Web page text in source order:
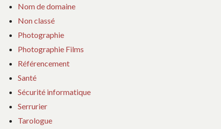
Nom de domaine
Non classé
Photographie
Photographie Films
Référencement
Santé
Sécurité informatique
Serrurier
Tarologue